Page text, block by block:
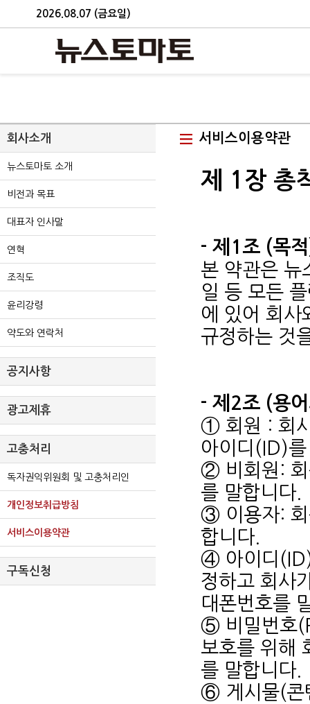
2026.08.07 (금요일)
회사소개
뉴스토마토 소개
비전과 목표
대표자 인사말
연혁
조직도
윤리강령
약도와 연락처
공지사항
광고제휴
고충처리
독자권익위원회 및 고충처리인
개인정보취급방침
서비스이용약관
구독신청
서비스이용약관
제 1장 총
- 제1조 (목
본 약관은 뉴
일 등 모든
에 있어 회사
규정하는 것
- 제2조 (용
① 회원 : 회
아이디(ID)
② 비회원: 회
를 말합니다.
③ 이용자: 회
합니다.
④ 아이디
정하고 회사
대폰번호를
⑤ 비밀번호
보호를 위해
를 말합니다.
⑥ 게시물(콘